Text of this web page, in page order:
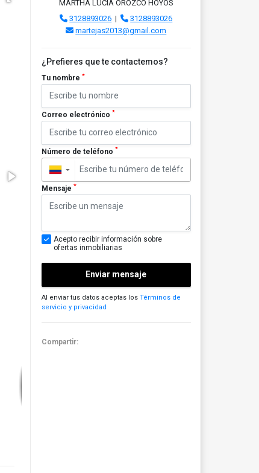
MARTHA LUCIA OROZCO HOYOS
3128893026 |
3128893026
martejas2013@gmail.com
¿Prefieres que te contactemos?
Tu nombre *
Correo electrónico *
Número de teléfono *
▼
Mensaje *
Acepto recibir información sobre
ofertas inmobiliarias
Enviar mensaje
Al enviar tus datos aceptas los Términos de
servicio y privacidad
Compartir: